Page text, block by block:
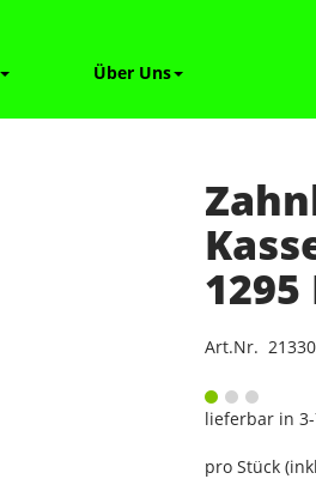
Über Uns
1295
Art.Nr.
lieferbar in 3-
pro Stück